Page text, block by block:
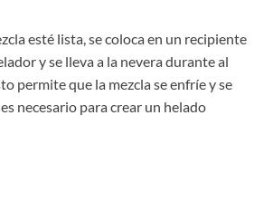
esté lista, se coloca en un recipiente
y se lleva a la nevera durante al
permite que la mezcla se enfríe y se
necesario para crear un helado